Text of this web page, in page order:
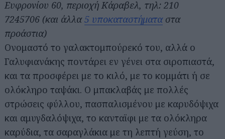
Ευφρονίου 60, περιοχή Κάραβελ, τηλ: 210
7245706 (και άλλα5 υποκαταστήματαστα
προάστια)
Ονομαστό το γαλακτομπούρεκό του, αλλά ο
Γαλυφιανάκης ποντάρει εν γένει στα σιροπιαστά,
και τα προσφέρει με το κιλό, με το κομμάτι ή σε
ολόκληρο ταψάκι. Ο μπακλαβάς με πολλές
στρώσεις φύλλου, πασπαλισμένου με καρυδόψιχα
και αμυγδαλόψιχα, το κανταϊφι με τα ολόκληρα
καρύδια, τα σαραγλάκια με τη λεπτή γεύση, το